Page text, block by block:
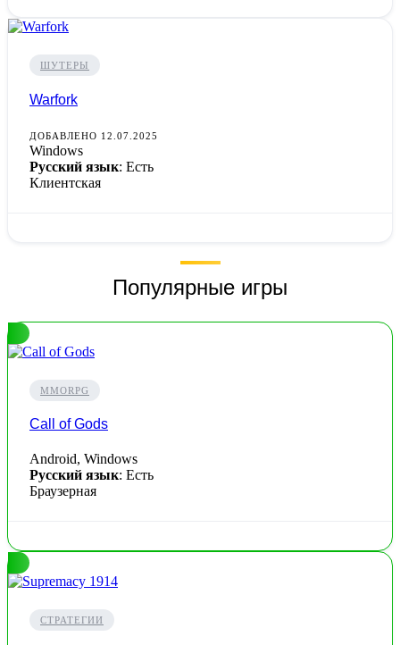
ШУТЕРЫ
Warfork
ДОБАВЛЕНО 12.07.2025
Windows
Русский язык: Есть
Клиентская
Популярные игры
MMORPG
Call of Gods
Android, Windows
Русский язык: Есть
Браузерная
СТРАТЕГИИ